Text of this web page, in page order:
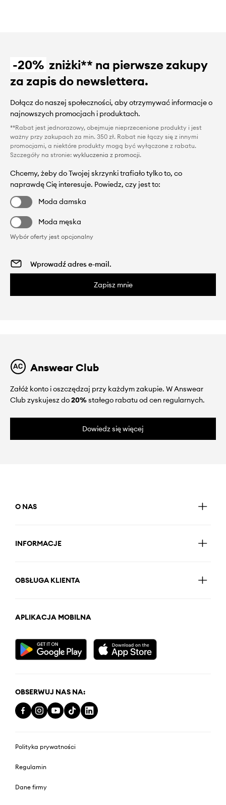
-20% zniżki** na pierwsze zakupy
za zapis do newslettera.
Dołącz do naszej społeczności, aby otrzymywać informacje o
najnowszych promocjach i produktach.
**Rabat jest jednorazowy, obejmuje nieprzecenione produkty i jest
ważny przy zakupach za min. 350 zł. Rabat nie łączy się z innymi
promocjami, a niektóre produkty mogą być wyłączone z rabatu.
Szczegóły na stronie: wykluczenia z promocji.
Chcemy, żeby do Twojej skrzynki trafiało tylko to, co
naprawdę Cię interesuje. Powiedz, czy jest to:
Moda damska
Moda męska
Wybór oferty jest opcjonalny
Zapisz mnie
Answear Club
Załóż konto i oszczędzaj przy każdym zakupie. W Answear
Club zyskujesz do20%stałego rabatu od cen regularnych.
Dowiedz się więcej
O NAS
INFORMACJE
OBSŁUGA KLIENTA
APLIKACJA MOBILNA
OBSERWUJ NAS NA:
Polityka prywatności
Regulamin
Dane firmy